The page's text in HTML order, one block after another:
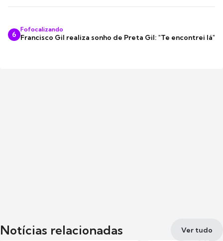
6
Fofocalizando
Francisco Gil realiza sonho de Preta Gil: "Te encontrei lá"
Notícias relacionadas Ver tudo